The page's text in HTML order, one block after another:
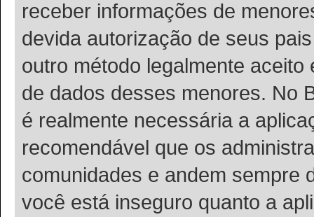
receber informações de
devida autorização de seus
outro método legalmente
de dados desses menores. No
é realmente necessária a
recomendável que os
comunidades e andem sempre
você está inseguro quanto a